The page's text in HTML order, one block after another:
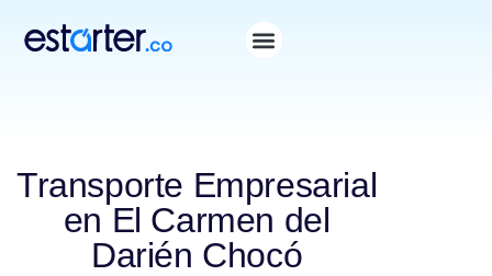
Transporte Empresarial
en El Carmen del
Darién Chocó